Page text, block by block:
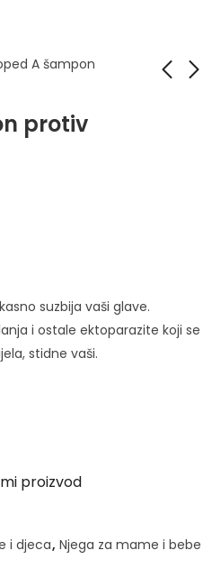
A šampon
protivDr. Luigi - Kožna
ENCIAN Artičoka
suzbija vaši glave.
i ostale ektoparazite koji se
stidne vaši.
proizvod
i djeca, Njega za mame i bebe